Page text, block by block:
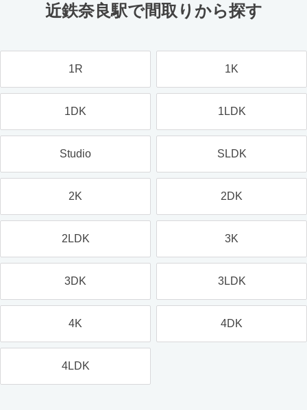
近鉄奈良駅で間取りから探す
1R 1K
1DK 1LDK
Studio SLDK
2K 2DK
2LDK 3K
3DK 3LDK
4K 4DK
4LDK